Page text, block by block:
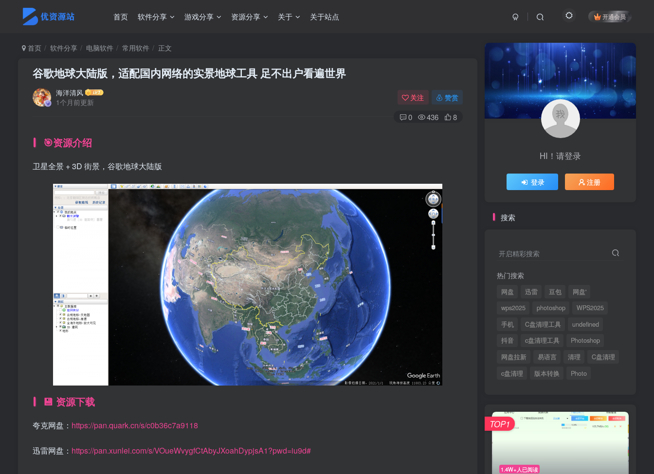
首页 软件分享 游戏分享 资源分享 关于 关于站点 开通会员
首页 软件分享 电脑软件 常用软件 正文
谷歌地球大陆版，适配国内网络的实景地球工具 足不出户看遍世界
海洋清风
1个月前更新
关注 赞赏
0 436 8
🎯资源介绍
卫星全景 + 3D 街景，谷歌地球大陆版
💾 资源下载
夸克网盘： https://pan.quark.cn/s/c0b36c7a9118
迅雷网盘： https://pan.xunlei.com/s/VOueWvygfCtAbyJXoahDypjsA1?pwd=iu9d#
HI！请登录
登录 注册
搜索
开启精彩搜索
热门搜索
网盘 迅雷 豆包
网盘'
wps2025
photoshop
WPS2025
手机
C盘清理工具
undefined
抖音
c盘清理工具
Photoshop
网盘拉新
易语言 清理
C盘清理
c盘清理
版本转换 Photo
1.4W+人已阅读
TOP1